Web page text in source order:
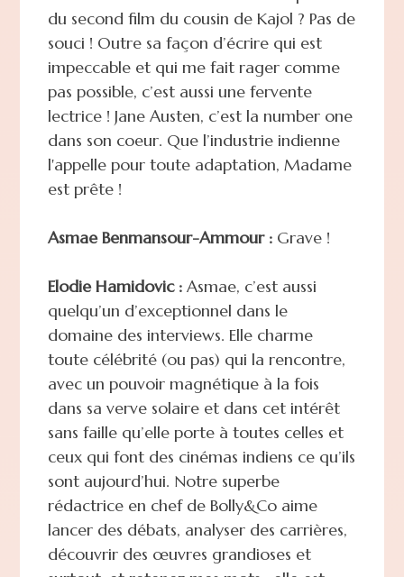
du second film du cousin de Kajol ? Pas de
souci ! Outre sa façon d’écrire qui est
impeccable et qui me fait rager comme
pas possible, c’est aussi une fervente
lectrice ! Jane Austen, c’est la number one
dans son coeur. Que l’industrie indienne
l'appelle pour toute adaptation, Madame
est prête !
Asmae Benmansour-Ammour :Grave !
Elodie Hamidovic :Asmae, c’est aussi
quelqu’un d’exceptionnel dans le
domaine des interviews. Elle charme
toute célébrité (ou pas) qui la rencontre,
avec un pouvoir magnétique à la fois
dans sa verve solaire et dans cet intérêt
sans faille qu’elle porte à toutes celles et
ceux qui font des cinémas indiens ce qu’ils
sont aujourd’hui. Notre superbe
rédactrice en chef de Bolly&Co aime
lancer des débats, analyser des carrières,
découvrir des œuvres grandioses et